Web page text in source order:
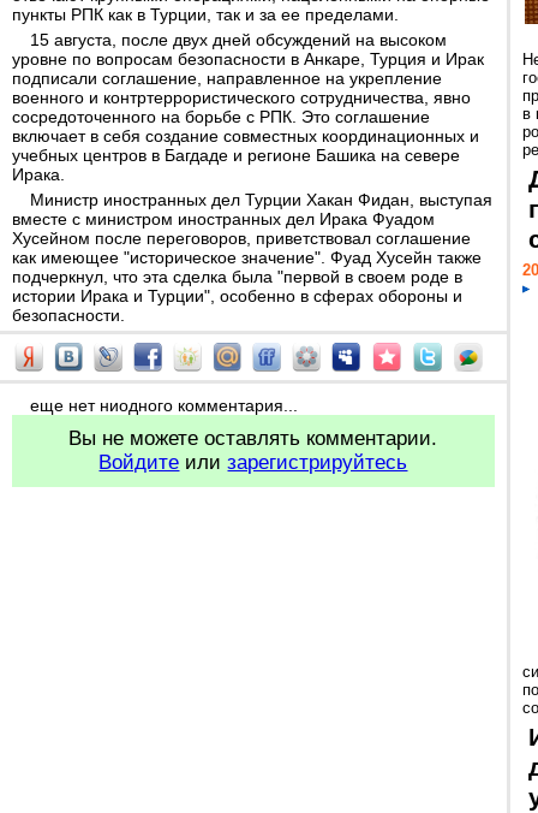
пункты РПК как в Турции, так и за ее пределами.
15 августа, после двух дней обсуждений на высоком
уровне по вопросам безопасности в Анкаре, Турция и Ирак
подписали соглашение, направленное на укрепление
военного и контртеррористического сотрудничества, явно
сосредоточенного на борьбе с РПК. Это соглашение
включает в себя создание совместных координационных и
учебных центров в Багдаде и регионе Башика на севере
Ирака.
Министр иностранных дел Турции Хакан Фидан, выступая
вместе с министром иностранных дел Ирака Фуадом
Хусейном после переговоров, приветствовал соглашение
как имеющее "историческое значение". Фуад Хусейн также
подчеркнул, что эта сделка была "первой в своем роде в
истории Ирака и Турции", особенно в сферах обороны и
безопасности.
еще нет ниодного комментария...
Вы не можете оставлять комментарии.
Войдите илизарегистрируйтесь
в